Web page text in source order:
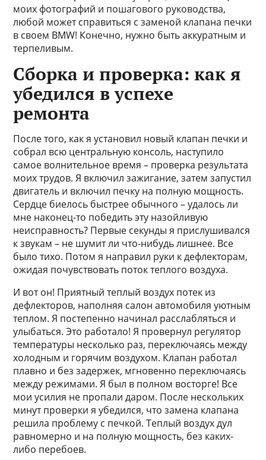
моих фотографий и пошагового руководства,
любой может справиться с заменой клапана печки
в своем BMW! Конечно, нужно быть аккуратным и
терпеливым.
Сборка и проверка: как я
убедился в успехе
ремонта
После того, как я установил новый клапан печки и
собрал всю центральную консоль, наступило
самое волнительное время – проверка результата
моих трудов. Я включил зажигание, затем запустил
двигатель и включил печку на полную мощность.
Сердце биелось быстрее обычного – удалось ли
мне наконец-то победить эту назойливую
неисправность? Первые секунды я прислушивался
к звукам – не шумит ли что-нибудь лишнее. Все
было тихо. Потом я направил руки к дефлекторам,
ожидая почувствовать поток теплого воздуха.
И вот он! Приятный теплый воздух потек из
дефлекторов, наполняя салон автомобиля уютным
теплом. Я постепенно начинал расслабляться и
улыбаться. Это работало! Я провернул регулятор
температуры несколько раз, переключаясь между
холодным и горячим воздухом. Клапан работал
плавно и без задержек, мгновенно переключаясь
между режимами. Я был в полном восторге! Все
мои усилия не пропали даром. После нескольких
минут проверки я убедился, что замена клапана
решила проблему с печкой. Теплый воздух дул
равномерно и на полную мощность, без каких-
либо перебоев.